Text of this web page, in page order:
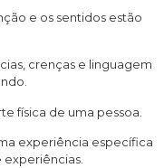
e os sentidos estão
crenças e linguagem
física de uma pessoa.
experiência específica
experiências.